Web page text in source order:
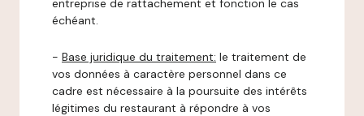
entreprise de rattachement et fonction le cas
échéant.
- Base juridique du traitement: le traitement de
vos données à caractère personnel dans ce
cadre est nécessaire à la poursuite des intérêts
légitimes du restaurant à répondre à vos